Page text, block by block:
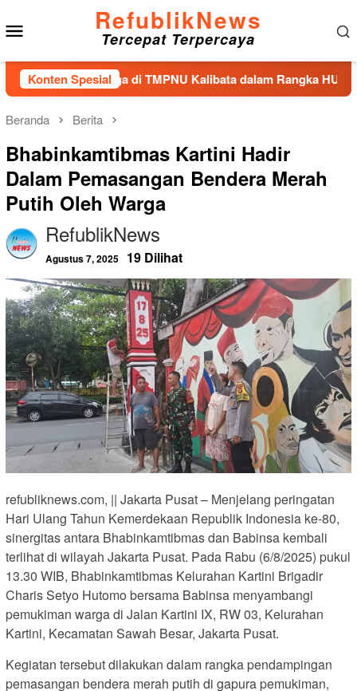
ke
konten
RefublikNews
Tercepat Terpercaya
Konten Spesial
Tabur Bunga di TMPNU Kalibata dalam Rangka HUT Ke-40
Beranda Berita
Bhabinkamtibmas Kartini Hadir
Dalam Pemasangan Bendera Merah
Putih Oleh Warga
RefublikNews
Agustus 7, 2025 19 Dilihat
refubliknews.com, || Jakarta Pusat – Menjelang peringatan
Hari Ulang Tahun Kemerdekaan Republik Indonesia ke-80,
sinergitas antara Bhabinkamtibmas dan Babinsa kembali
terlihat di wilayah Jakarta Pusat. Pada Rabu (6/8/2025) pukul
13.30 WIB, Bhabinkamtibmas Kelurahan Kartini Brigadir
Charis Setyo Hutomo bersama Babinsa menyambangi
pemukiman warga di Jalan Kartini IX, RW 03, Kelurahan
Kartini, Kecamatan Sawah Besar, Jakarta Pusat.
Kegiatan tersebut dilakukan dalam rangka pendampingan
pemasangan bendera merah putih di gapura pemukiman,